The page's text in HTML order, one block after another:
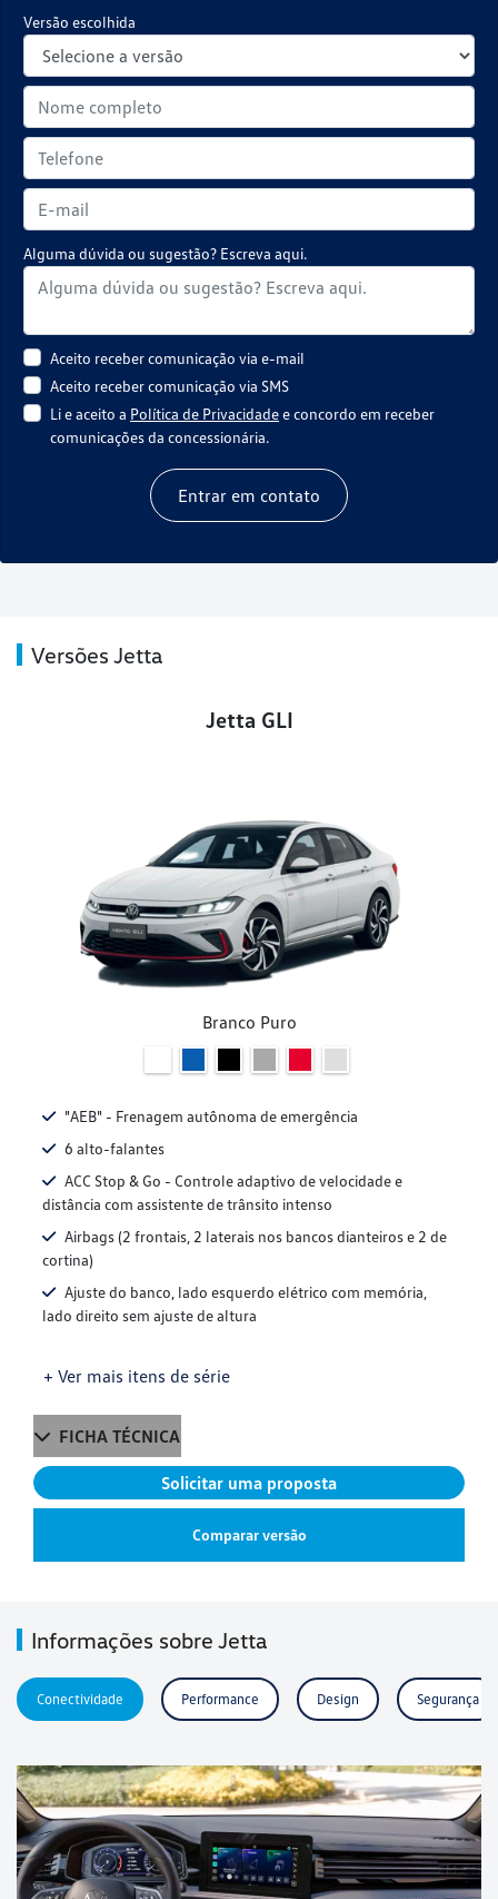
Versão escolhida
Alguma dúvida ou sugestão? Escreva aqui.
Aceito receber comunicação via e-mail
Aceito receber comunicação via SMS
Li e aceito a Política de Privacidadee concordo em receber
comunicações da concessionária.
Entrar em contato
Versões Jetta
Jetta GLI
Branco Puro
"AEB" - Frenagem autônoma de emergência
6 alto-falantes
ACC Stop & Go - Controle adaptivo de velocidade e
distância com assistente de trânsito intenso
Airbags (2 frontais, 2 laterais nos bancos dianteiros e 2 de
cortina)
Ajuste do banco, lado esquerdo elétrico com memória,
lado direito sem ajuste de altura
+ Ver mais itens de série
FICHA TÉCNICA
Solicitar uma proposta
Comparar versão
Informações sobre Jetta
Conectividade Performance Design Segurança